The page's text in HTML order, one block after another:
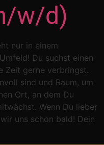
w/d)
nur in einem
Du suchst einen
Zeit gerne verbringst.
sind und Raum, um
Ort, an dem Du
Wenn Du lieber
uns schon bald! Dein